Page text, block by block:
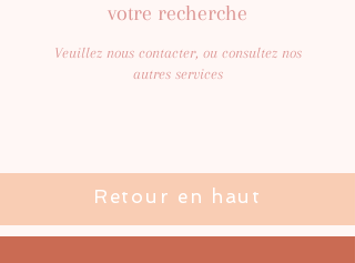
votre recherche
Veuillez nous contacter, ou consultez nos
autres services
Retour en haut